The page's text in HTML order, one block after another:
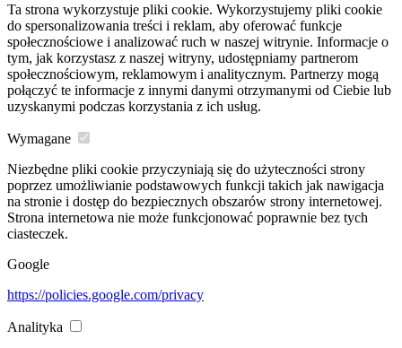
Ta strona wykorzystuje pliki cookie. Wykorzystujemy pliki cookie
do spersonalizowania treści i reklam, aby oferować funkcje
społecznościowe i analizować ruch w naszej witrynie. Informacje o
tym, jak korzystasz z naszej witryny, udostępniamy partnerom
społecznościowym, reklamowym i analitycznym. Partnerzy mogą
połączyć te informacje z innymi danymi otrzymanymi od Ciebie lub
uzyskanymi podczas korzystania z ich usług.
Wymagane
Niezbędne pliki cookie przyczyniają się do użyteczności strony
poprzez umożliwianie podstawowych funkcji takich jak nawigacja
na stronie i dostęp do bezpiecznych obszarów strony internetowej.
Strona internetowa nie może funkcjonować poprawnie bez tych
ciasteczek.
Google
https://policies.google.com/privacy
Analityka